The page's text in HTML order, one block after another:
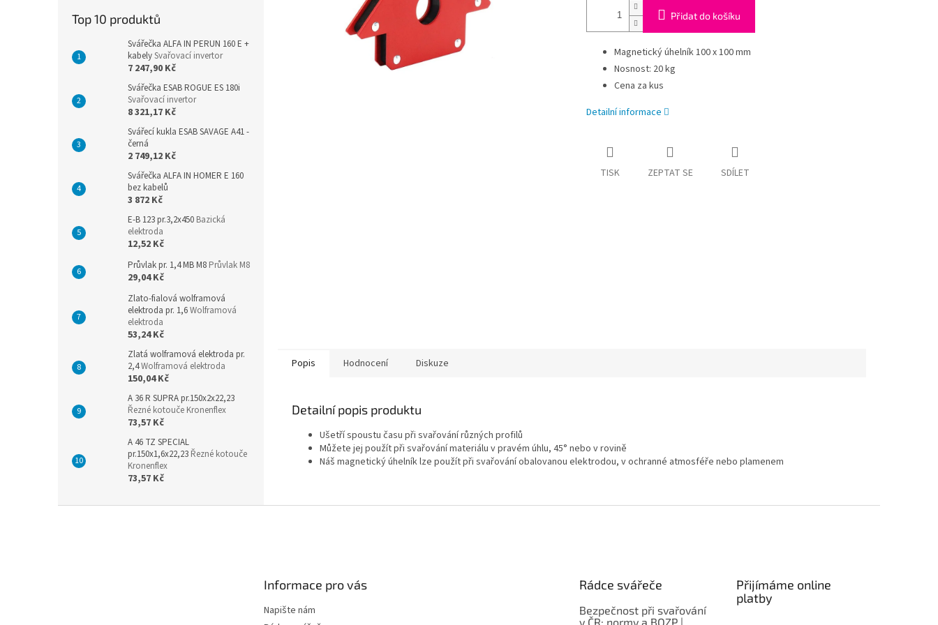
Top 10 produktů
Svářečka ALFA IN PERUN 160 E +
kabelySvařovací invertor
7 247,90 Kč
Svářečka ESAB ROGUE ES 180i
Svařovací invertor
8 321,17 Kč
Svářecí kukla ESAB SAVAGE A41 -
černá
2 749,12 Kč
Svářečka ALFA IN HOMER E 160
bez kabelů
3 872 Kč
E-B 123 pr.3,2x450 Bazická
elektroda
12,52 Kč
Průvlak pr. 1,4 MB M8 Průvlak M8
29,04 Kč
Zlato-fialová wolframová
elektroda pr. 1,6Wolframová
elektroda
53,24 Kč
Zlatá wolframová elektroda pr.
2,4Wolframová elektroda
150,04 Kč
A 36 R SUPRA pr.150x2x22,23
Řezné kotouče Kronenflex
73,57 Kč
A 46 TZ SPECIAL
pr.150x1,6x22,23 Řezné kotouče
Kronenflex
73,57 Kč
Přidat do košíku
Magnetický úhelník 100 x 100 mm
Nosnost: 20 kg
Cena za kus
Detailní informace
TISK ZEPTAT SE SDÍLET
Popis Hodnocení Diskuze
Detailní popis produktu
Ušetří spoustu času při svařování různých profilů
Můžete jej použít při svařování materiálu v pravém úhlu, 45° nebo v rovině
Náš magnetický úhelník lze použít při svařování obalovanou elektrodou, v ochranné atmosféře nebo plamenem
Informace pro vás
Napište nám
Rádce svářeče
Bezpečnost při svařování
v ČR: normy a BOZP |
Přijímáme online
platby